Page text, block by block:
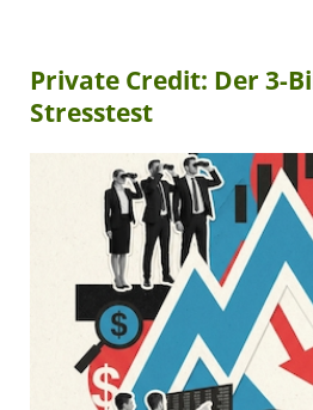
Private Credit: Der 3-
Stresstest